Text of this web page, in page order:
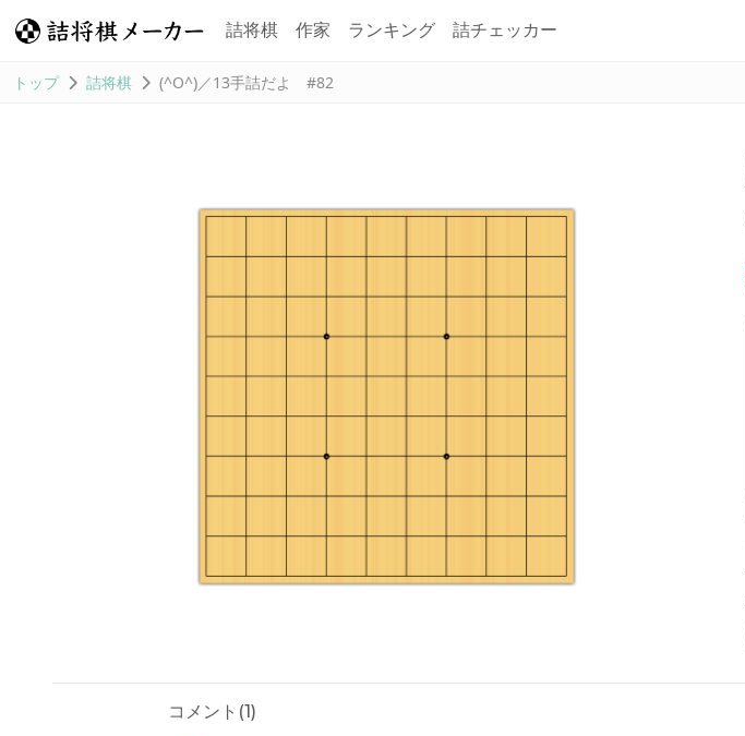
詰将棋 作家 ランキング 詰チェッカー
トップ 詰将棋 (^O^)／13手詰だよ #82
コメント(1)